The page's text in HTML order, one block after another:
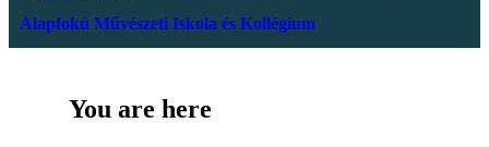
Alapfokú Művészeti Iskola és Kollégium
You are here